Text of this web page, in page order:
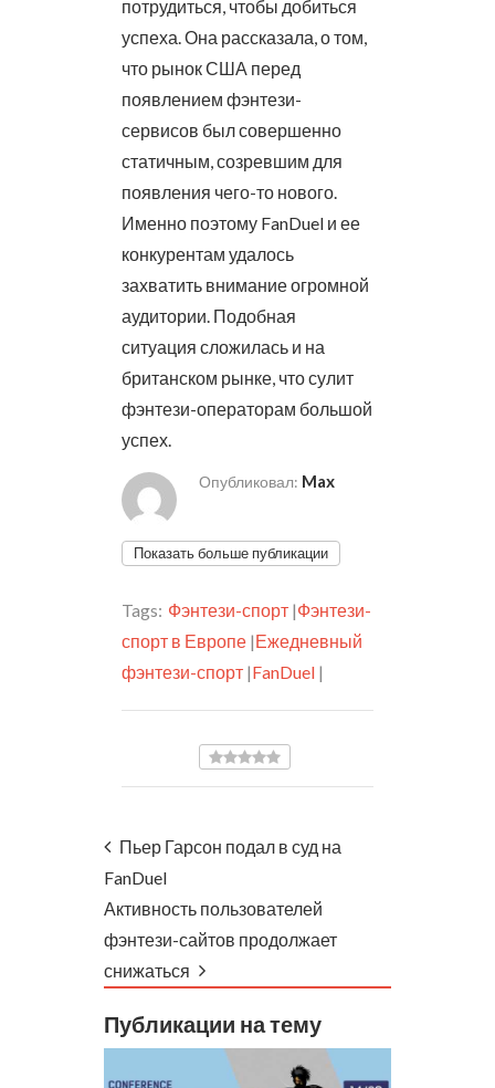
потрудиться, чтобы добиться
успеха. Она рассказала, о том,
что рынок США перед
появлением фэнтези-
сервисов был совершенно
статичным, созревшим для
появления чего-то нового.
Именно поэтому FanDuel и ее
конкурентам удалось
захватить внимание огромной
аудитории. Подобная
ситуация сложилась и на
британском рынке, что сулит
фэнтези-операторам большой
успех.
Опубликовал: Max
Показать больше публикации
Tags: Фэнтези-спорт |Фэнтези-
спорт в Европе |Ежедневный
фэнтези-спорт |FanDuel |
Пьер Гарсон подал в суд на
FanDuel
Активность пользователей
фэнтези-сайтов продолжает
снижаться
Публикации на тему